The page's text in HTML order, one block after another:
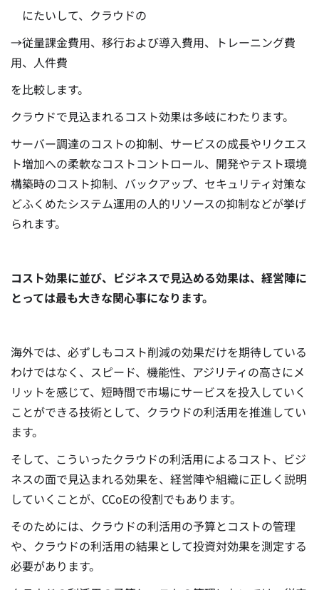
にたいして、クラウドの
→従量課金費用、移行および導入費用、トレーニング費
用、人件費
を比較します。
クラウドで見込まれるコスト効果は多岐にわたります。
サーバー調達のコストの抑制、サービスの成長やリクエス
ト増加への柔軟なコストコントロール、開発やテスト環境
構築時のコスト抑制、バックアップ、セキュリティ対策な
どふくめたシステム運用の人的リソースの抑制などが挙げ
られます。
コスト効果に並び、ビジネスで見込める効果は、経営陣に
とっては最も大きな関心事になります。
海外では、必ずしもコスト削減の効果だけを期待している
わけではなく、スピード、機能性、アジリティの高さにメ
リットを感じて、短時間で市場にサービスを投入していく
ことができる技術として、クラウドの利活用を推進してい
ます。
そして、こういったクラウドの利活用によるコスト、ビジ
ネスの面で見込まれる効果を、経営陣や組織に正しく説明
していくことが、CCoEの役割でもあります。
そのためには、クラウドの利活用の予算とコストの管理
や、クラウドの利活用の結果として投資対効果を測定する
必要があります。